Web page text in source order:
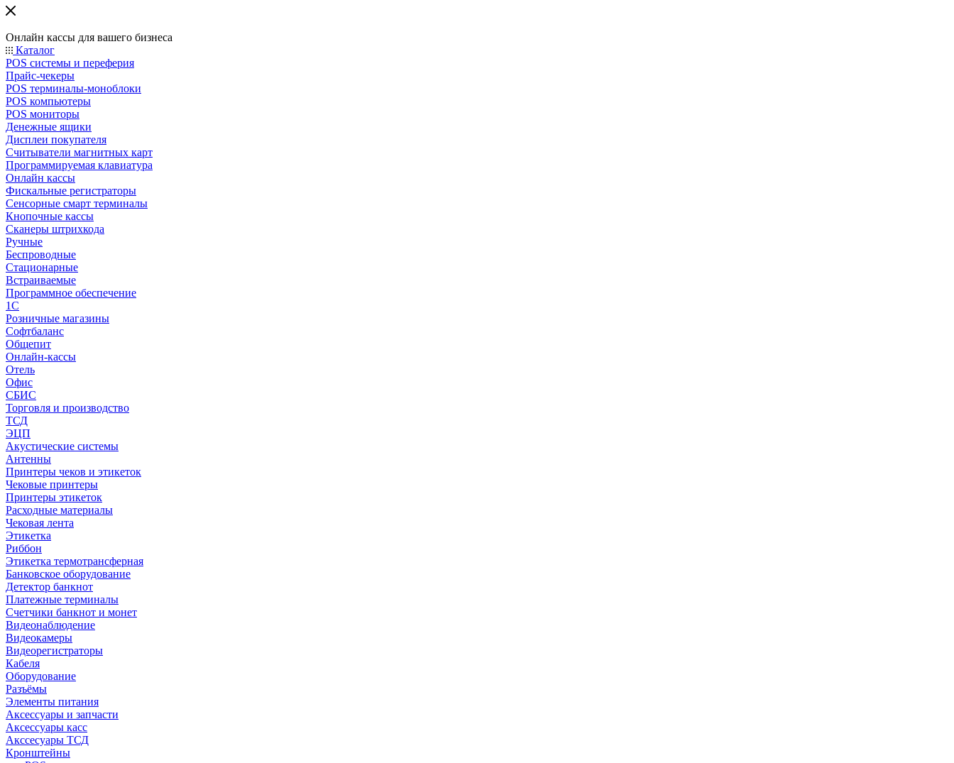
Онлайн кассы для вашего бизнеса
Каталог
POS системы и переферия
Прайс-чекеры
POS терминалы-моноблоки
POS компьютеры
POS мониторы
Денежные ящики
Дисплеи покупателя
Считыватели магнитных карт
Программируемая клавиатура
Онлайн кассы
Фискальные регистраторы
Сенсорные смарт терминалы
Кнопочные кассы
Сканеры штрихкода
Ручные
Беспроводные
Стационарные
Встраиваемые
Программное обеспечение
1С
Розничные магазины
Софтбаланс
Общепит
Онлайн-кассы
Отель
Офис
СБИС
Торговля и производство
ТСД
ЭЦП
Акустические системы
Антенны
Принтеры чеков и этикеток
Чековые принтеры
Принтеры этикеток
Расходные материалы
Чековая лента
Этикетка
Риббон
Этикетка термотрансферная
Банковское оборудование
Детектор банкнот
Платежные терминалы
Счетчики банкнот и монет
Видеонаблюдение
Видеокамеры
Видеорегистраторы
Кабеля
Оборудование
Разъёмы
Элементы питания
Аксессуары и запчасти
Аксессуары касс
Акссесуары ТСД
Кронштейны